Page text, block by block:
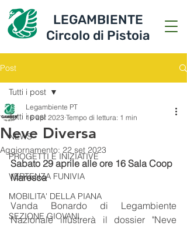
LEGAMBIENTE
Circolo di Pistoia
Post
Tutti i post
NEWS
PROGETTI E INIZIATIVE
VERTENZA FUNIVIA
MOBILITA' DELLA PIANA
SEZIONE GIOVANI
Tutti i post
Neve Diversa
Legambiente PT
16 apr 2023 Tempo di lettura: 1 min
Aggiornamento: 22 set 2023
Sabato 29 aprile alle ore 16 Sala Coop
Maresca
Vanda Bonardo di Legambiente
Nazionale illustrerà il dossier "Neve